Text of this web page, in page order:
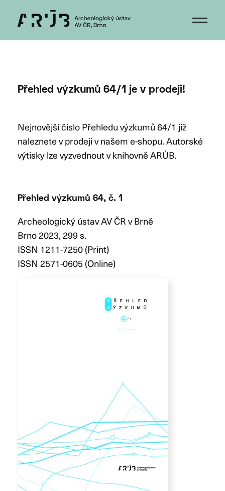
Přehled výzkumů 64/1 je v prodeji!
Nejnovější číslo Přehledu výzkumů 64/1 již
naleznete v prodeji v našem e-shopu. Autorské
výtisky lze vyzvednout v knihovně ARÚB.
Přehled výzkumů 64, č. 1
Archeologický ústav AV ČR v Brně
Brno 2023, 299 s.
ISSN 1211-7250 (Print)
ISSN 2571-0605 (Online)